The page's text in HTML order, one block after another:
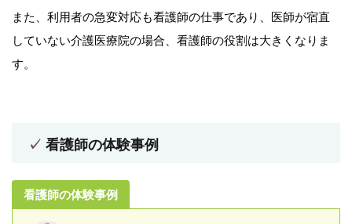
また、利用者の急変対応も看護師の仕事であり、医師が宿直
していない介護医療院の場合、看護師の役割は大きくなりま
す。
看護師の体験事例
看護師の体験事例